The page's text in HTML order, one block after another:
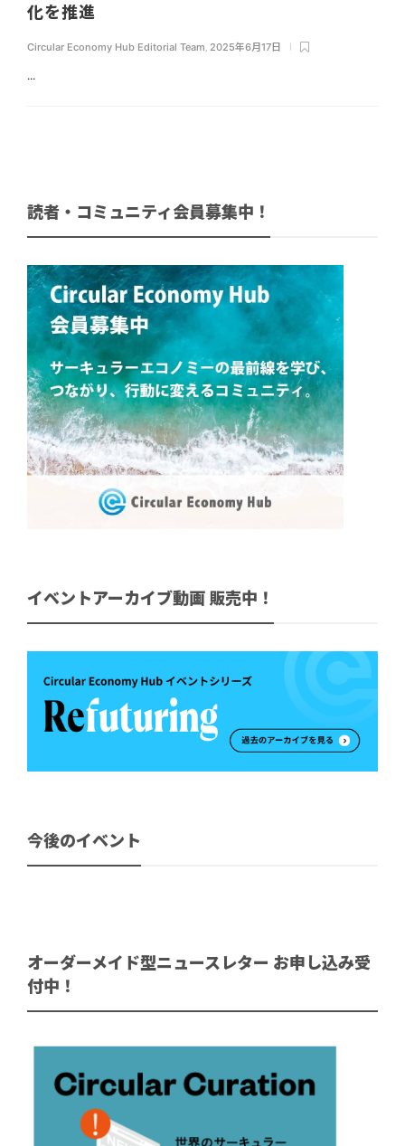
化を推進
Circular Economy Hub Editorial Team 2025年6月17日
...
読者・コミュニティ会員募集中！
イベントアーカイブ動画 販売中！
今後のイベント
オーダーメイド型ニュースレター お申し込み受
付中！